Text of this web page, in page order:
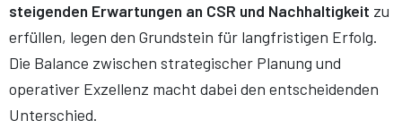
steigenden Erwartungen an CSR und Nachhaltigkeit zu
erfüllen, legen den Grundstein für langfristigen Erfolg.
Die Balance zwischen strategischer Planung und
operativer Exzellenz macht dabei den entscheidenden
Unterschied.